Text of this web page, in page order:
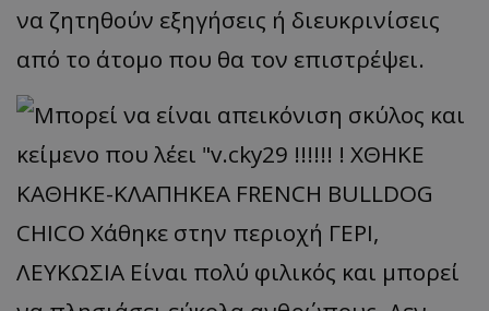
να ζητηθούν εξηγήσεις ή διευκρινίσεις
από το άτομο που θα τον επιστρέψει.